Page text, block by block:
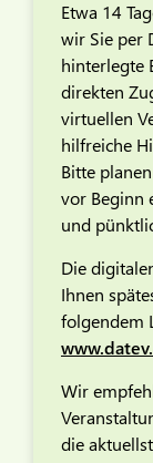
Etwa 14
wir Sie per
hinterlegte
direkten
virtuellen
hilfreiche
Bitte
vor Beginn
und
Die
Ihnen
folgendem
Wir
die